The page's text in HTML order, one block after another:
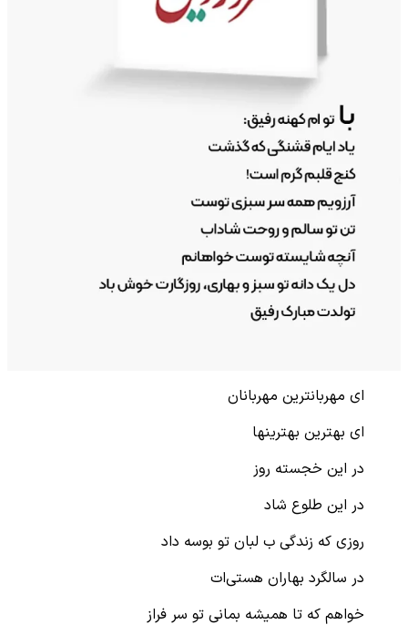
ای مهربانترین مهربانان
ای بهترین بهترینها
در این خجسته روز
در این طلوع شاد
روزی که زندگی ب لبان تو بوسه داد
در سالگرد بهاران هستی‌ات
خواهم که تا همیشه بمانی تو سر فراز